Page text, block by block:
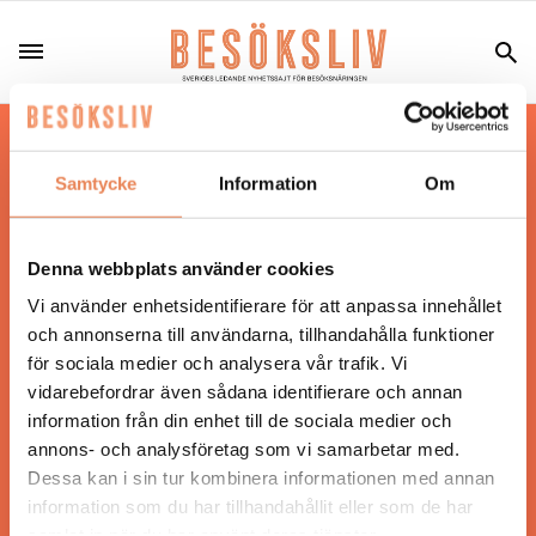
Samtycke Information Om
Denna webbplats använder cookies
Vi använder enhetsidentifierare för att anpassa innehållet
och annonserna till användarna, tillhandahålla funktioner
för sociala medier och analysera vår trafik. Vi
vidarebefordrar även sådana identifierare och annan
information från din enhet till de sociala medier och
annons- och analysföretag som vi samarbetar med.
Dessa kan i sin tur kombinera informationen med annan
information som du har tillhandahållit eller som de har
Hos oss läser du landets mest uppdaterade
nyheter och snackisar inom besöksnäringen.
Besöksliv i sin tryckta form är ett affärsmagasin
Tidningen ges ut avVisita
ANSVARIG UTGIVARE
Jonas Siljhammar
UPPHOVSRÄTT